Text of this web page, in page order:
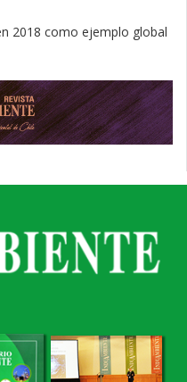
2018 como ejemplo global